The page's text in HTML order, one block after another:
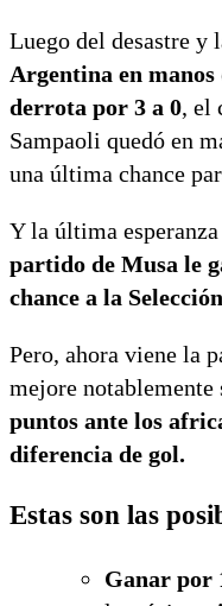
Luego del desastre y
Argentina en manos
derrota por 3 a 0, el
Sampaoli quedó en
una última chance
Y la última
partido de Musa le
chance a la
Pero, ahora viene la
mejore notablemente
puntos ante los
diferencia de gol.
Estas son las
Ganar por